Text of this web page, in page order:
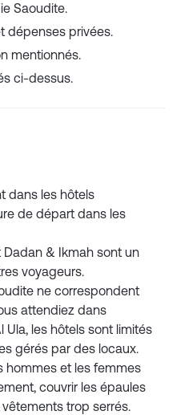
Saoudite.
dépenses privées.
mentionnés.
ci-dessus.
dans les hôtels
de départ dans les
Dadan & Ikmah sont un
voyageurs.
ne correspondent
attendiez dans
Ula, les hôtels sont limités
gérés par des locaux.
hommes et les femmes
couvrir les épaules
trop serrés.